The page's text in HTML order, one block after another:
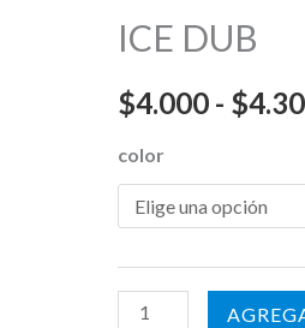
ICE DUB
$4.000 - $
color
cantidad